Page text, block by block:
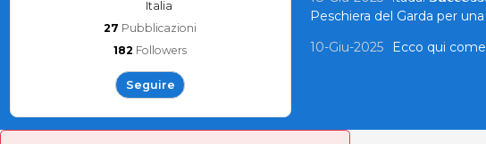
Italia
27 Pubblicazioni
182 Followers
Seguire
Peschiera del Garda per una
10-Giu-2025
Ecco qui